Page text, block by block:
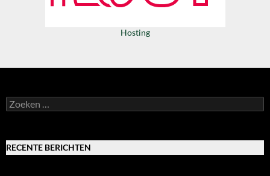
Hosting
Zoeken
naar:
RECENTE BERICHTEN